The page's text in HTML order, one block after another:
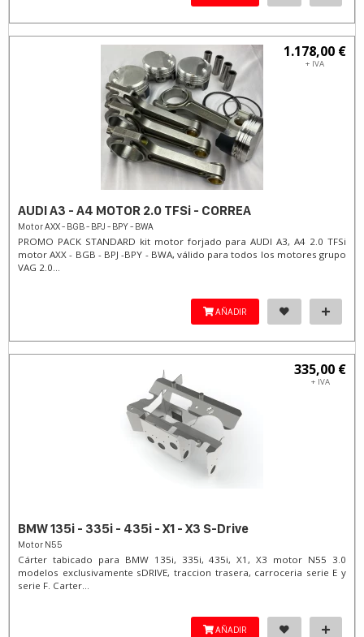
1.178,00 €
+ IVA
AUDI A3 - A4 MOTOR 2.0 TFSi - CORREA
Motor AXX - BGB - BPJ - BPY - BWA
PROMO PACK STANDARD kit motor forjado para AUDI A3, A4 2.0 TFSi
motor AXX - BGB - BPJ -BPY - BWA, válido para todos los motores grupo
VAG 2.0...
AÑADIR
335,00 €
+ IVA
BMW 135i - 335i - 435i - X1 - X3 S-Drive
Motor N55
Cárter tabicado para BMW 135i, 335i, 435i, X1, X3 motor N55 3.0
modelos exclusivamente sDRIVE, traccion trasera, carroceria serie E y
serie F. Carter...
AÑADIR